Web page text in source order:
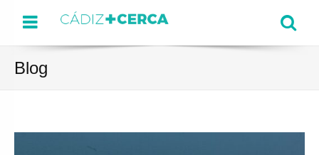
Menu
Blog